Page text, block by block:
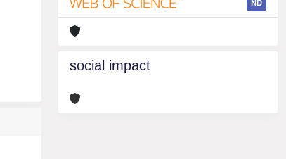
ND
social impact